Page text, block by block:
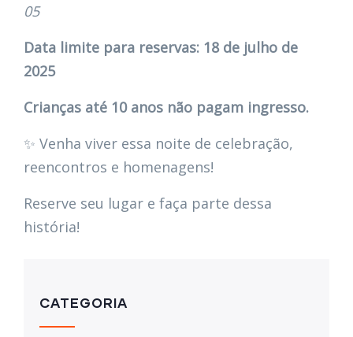
05
Data limite para reservas: 18 de julho de
2025
Crianças até 10 anos não pagam ingresso.
✨ Venha viver essa noite de celebração,
reencontros e homenagens!
Reserve seu lugar e faça parte dessa
história!
CATEGORIA